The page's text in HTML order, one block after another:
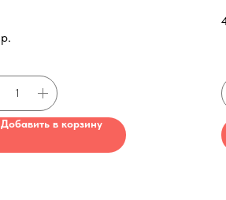
р.
Добавить в корзину